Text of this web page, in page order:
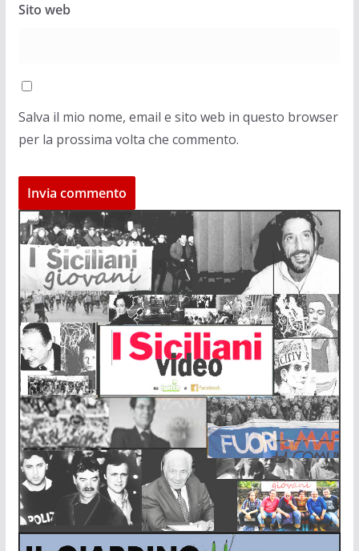
Sito web
Salva il mio nome, email e sito web in questo browser
per la prossima volta che commento.